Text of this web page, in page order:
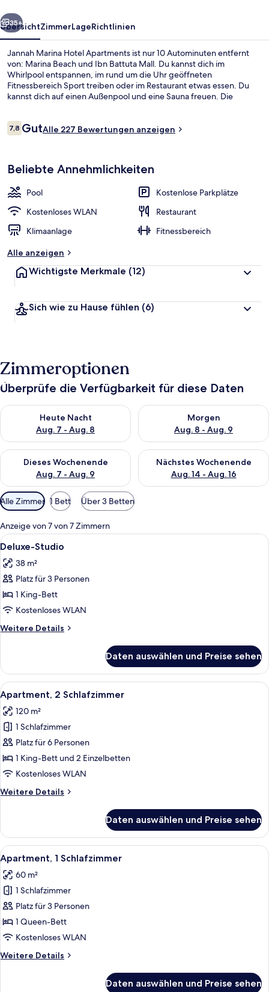
Weiter
35+
ÜbersichtZimmerLageRichtlinien
Jannah Marina Hotel Apartments ist nur 10 Autominuten entfernt
von: Marina Beach und Ibn Battuta Mall. Du kannst dich im
Whirlpool entspannen, im rund um die Uhr geöffneten
Fitnessbereich Sport treiben oder im Restaurant etwas essen. Du
kannst dich auf einen Außenpool und eine Sauna freuen. Die
Verkehrsmitteln entfernt: Zur U-Bahn (Straßenbahnhaltestelle
Bewertungen
7,87,8 von 10.
GutAlle 227 Bewertungen anzeigen
Beliebte Annehmlichkeiten
Pool
Kostenlose Parkplätze
Kostenloses WLAN
Restaurant
Klimaanlage
Fitnessbereich
Alle anzeigen
Wichtigste Merkmale (12)
Sich wie zu Hause fühlen (6)
Zimmeroptionen
Überprüfe die Verfügbarkeit für diese Daten
Heute Nacht
Aug. 7 - Aug. 8
Überprüfe die Verfügbarkeit für heute Nacht, Aug. 7 - Aug. 8.
Morgen
Aug. 8 - Aug. 9
Überprüfe die Verfügbarkeit
Dieses Wochenende
Aug. 7 - Aug. 9
Überprüfe die Verfügbarkeit für dieses Wochenende, Aug. 7
Nächstes Wochenende
Aug. 14 - Aug. 16
Überprüfe die Verfügbarkeit
Verfügbare
Filter
für
Zimmer
Alle Zimmer 1 Bett Über 3 Betten
Anzeige von 7 von 7 Zimmern
Alle
Fotos
für
Deluxe-
Studio
anzeigen
Ein modernes Hotelzimmer mit
3
Deluxe-Studio
38 m²
Platz für 3 Personen
1 King-Bett
Kostenloses WLAN
Weitere Details
Weitere
Studio
Daten auswählen und Preise sehen
Alle
Fotos
für
Apartment,
2 Schlafzimmer
anzeigen
Ein Hotelzimmer mit einem großen
7
Apartment, 2 Schlafzimmer
120 m²
1 Schlafzimmer
Platz für 6 Personen
1 King-Bett und 2 Einzelbetten
Kostenloses WLAN
Weitere Details
Weitere
2 Schlafzimmer
Daten auswählen und Preise sehen
Alle
Fotos
für
Apartment,
1
Schlafzimmer
anzeigen
Ein Wohnzimmer mit einer Couch,
5
Apartment, 1 Schlafzimmer
60 m²
1 Schlafzimmer
Platz für 3 Personen
1 Queen-Bett
Kostenloses WLAN
Weitere Details
Weitere
Daten auswählen und Preise sehen